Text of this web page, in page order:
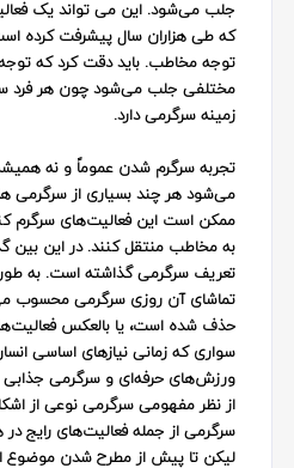
جلب می‌شود. این می تواند یک
که طی هزاران سال پیشرفت کرده
توجه مخاطب. باید دقت کرد که
مختلفی جلب می‌شود چون هر فرد
زمینه سرگرمی دارد.
تجربه سرگرم شدن عموماً و نه
می‌شود هر چند بسیاری از سرگرمی
ممکن است این فعالیت‌های سرگرم
به مخاطب منتقل کنند. در این بین
تعریف سرگرمی گذاشته است. به طور
تماشای آن روزی سرگرمی محسوب
حذف شده است، یا بالعکس
سواری که زمانی نیازهای اساسی
ورزش‌های حرفه‌ای و سرگرمی جذابی
از نظر مفهومی سرگرمی نوعی از
سرگرمی از جمله فعالیت­‌های رایج
لیکن تا پیش از مطرح شدن موضوع